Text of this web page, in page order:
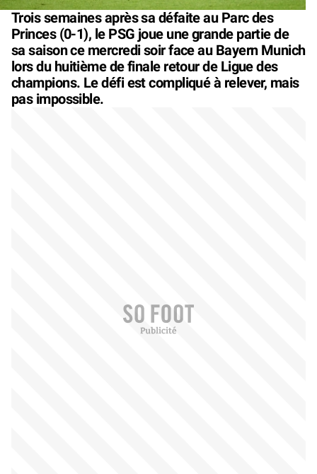
Trois semaines après sa défaite au Parc des
Princes (0-1), le PSG joue une grande partie de
sa saison ce mercredi soir face au Bayern Munich
lors du huitième de finale retour de Ligue des
champions. Le défi est compliqué à relever, mais
pas impossible.